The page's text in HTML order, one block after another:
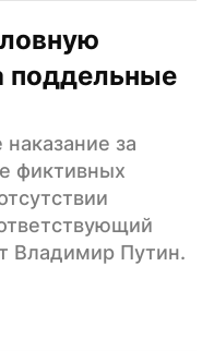
поддельные
за
фиктивных
Владимир Путин.